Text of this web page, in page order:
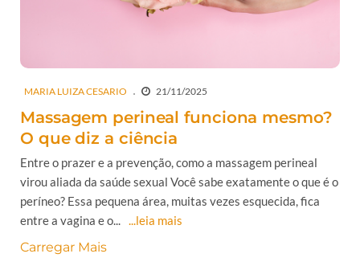
MARIA LUIZA CESARIO 21/11/2025
Massagem perineal funciona mesmo?
O que diz a ciência
Entre o prazer e a prevenção, como a massagem perineal
virou aliada da saúde sexual Você sabe exatamente o que é o
períneo? Essa pequena área, muitas vezes esquecida, fica
entre a vagina e o... ...leia mais
Carregar Mais